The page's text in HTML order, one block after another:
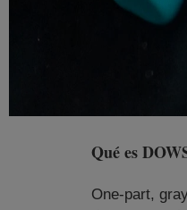
Qué es
One-part,